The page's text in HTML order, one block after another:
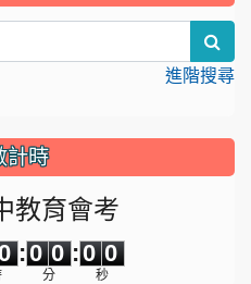
進階搜尋
計時
教育會考
0
:
0
0
0
0
分
:
0
0
0
0
秒